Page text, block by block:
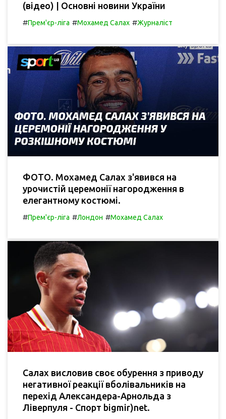
(відео) | Основні новини України
#Прем'єр-ліга #Мохамед Салах #Журналіст
ФОТО. Мохамед Салах з'явився на
урочистій церемонії нагородження в
елегантному костюмі.
#Прем'єр-ліга #Лондон #Мохамед Салах
Салах висловив своє обурення з приводу
негативної реакції вболівальників на
перехід Александера-Арнольда з
Ліверпуля - Спорт bigmir)net.